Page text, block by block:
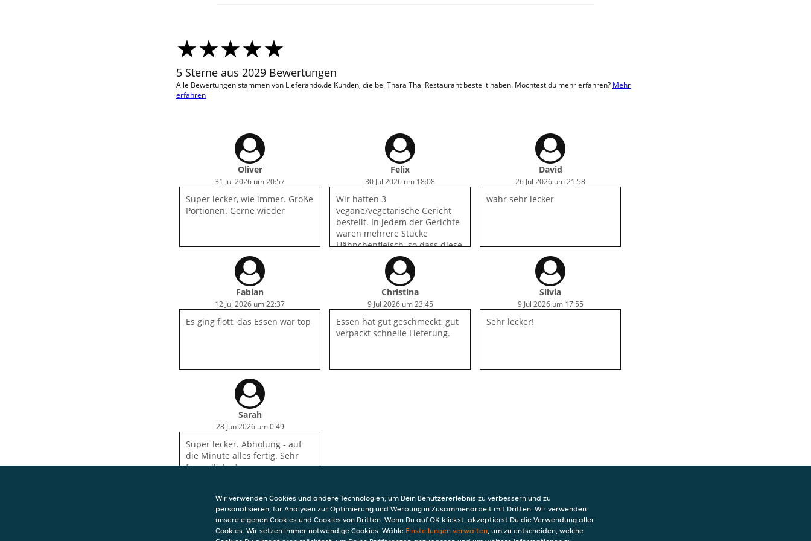
5 Sterne aus 2029 Bewertungen
Alle Bewertungen stammen von Lieferando.de Kunden, die bei Thara Thai Restaurant bestellt haben. Möchtest du mehr erfahren? Mehr
erfahren
Oliver
31 Jul 2026 um 20:57
Super lecker, wie immer. Große
Portionen. Gerne wieder
Felix
30 Jul 2026 um 18:08
Wir hatten 3
vegane/vegetarische Gericht
bestellt. In jedem der Gerichte
waren mehrere Stücke
Hähnchenfleisch, so dass diese
von den Vegetariern gar nicht
gegessen werden konnten.
Niemand telefonisch zu
erreichen, keine
Entschädigung.
David
26 Jul 2026 um 21:58
wahr sehr lecker
Fabian
12 Jul 2026 um 22:37
Es ging flott, das Essen war top
Christina
9 Jul 2026 um 23:45
Essen hat gut geschmeckt, gut
verpackt schnelle Lieferung.
Silvia
9 Jul 2026 um 17:55
Sehr lecker!
Sarah
28 Jun 2026 um 0:49
Super lecker. Abholung - auf
die Minute alles fertig. Sehr
freundlich. :)
Wir verwenden Cookies und andere Technologien, um Dein Benutzererlebnis zu verbessern und zu
personalisieren, für Analysen zur Optimierung und Werbung in Zusammenarbeit mit Dritten. Wir verwenden
unsere eigenen Cookies und Cookies von Dritten. Wenn Du auf OK klickst, akzeptierst Du die Verwendung aller
Cookies. Wir setzen immer notwendige Cookies. Wähle Einstellungen verwalten, um zu entscheiden, welche